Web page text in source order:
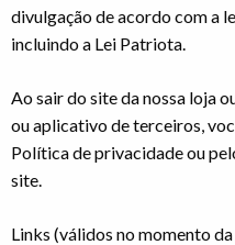
divulgação de acordo com a
incluindo a Lei Patriota.
Ao sair do site da nossa loja
ou aplicativo de terceiros,
Política de privacidade ou
site.
Links (válidos no momento